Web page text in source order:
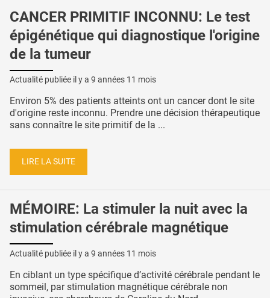
CANCER PRIMITIF INCONNU: Le test
épigénétique qui diagnostique l'origine
de la tumeur
Actualité publiée il y a 9 années 11 mois
Environ 5% des patients atteints ont un cancer dont le site
d'origine reste inconnu. Prendre une décision thérapeutique
sans connaître le site primitif de la ...
LIRE LA SUITE
MÉMOIRE: La stimuler la nuit avec la
stimulation cérébrale magnétique
Actualité publiée il y a 9 années 11 mois
En ciblant un type spécifique d’activité cérébrale pendant le
sommeil, par stimulation magnétique cérébrale non